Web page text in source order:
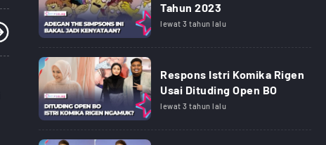
Tahun 2023
lewat 3 tahun lalu
Respons Istri Komika Rigen
Usai Dituding Open BO
lewat 3 tahun lalu